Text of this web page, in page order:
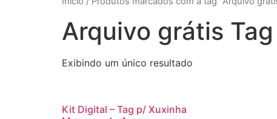
Arquivo grátis
Exibindo um único resultado
Kit Digital – Tag p/ Xuxinha